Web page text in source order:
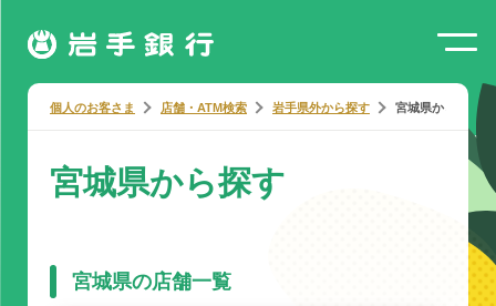
個人のお客さま 店舗・ATM検索 岩手県外から探す 宮城県から探す
宮城県から探す
宮城県の店舗一覧